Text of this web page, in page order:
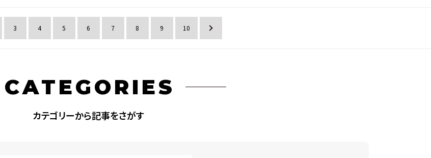
3 4 5 6 7 8 9 10 »
CATEGORIES
カテゴリーから記事をさがす